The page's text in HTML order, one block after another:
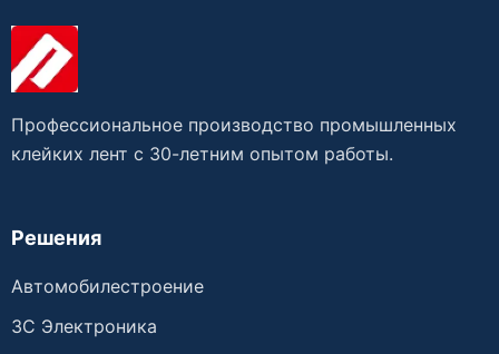
Профессиональное производство промышленных
клейких лент с 30-летним опытом работы.
Решения
Автомобилестроение
3C Электроника